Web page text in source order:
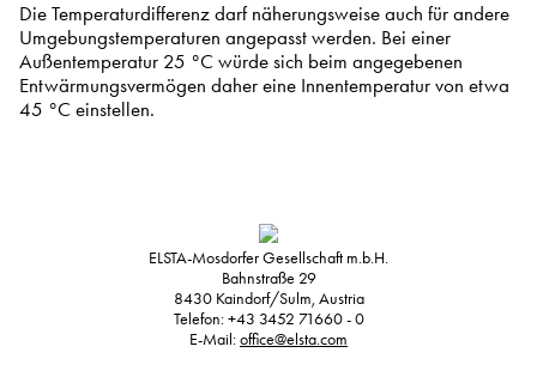
Die Temperaturdifferenz darf näherungsweise auch für andere
Umgebungstemperaturen angepasst werden. Bei einer
Außentemperatur 25 °C würde sich beim angegebenen
Entwärmungsvermögen daher eine Innentemperatur von etwa
45 °C einstellen.
ELSTA-Mosdorfer Gesellschaft m.b.H.
Bahnstraße 29
8430 Kaindorf/Sulm, Austria
Telefon:+43 3452 71660 - 0
E-Mail:office@elsta.com